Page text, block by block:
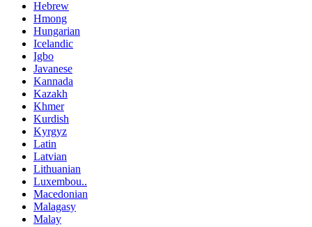
Hebrew
Hmong
Hungarian
Icelandic
Igbo
Javanese
Kannada
Kazakh
Khmer
Kurdish
Kyrgyz
Latin
Latvian
Lithuanian
Luxembou..
Macedonian
Malagasy
Malay